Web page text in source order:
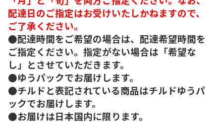
配達日のご指定はお受けいたしかねますので、
ご了承ください。
●配達時間をご希望の場合は、配達希望時間を
ご指定ください。指定がない場合は「希望な
し」とさせていただきます。
●ゆうパックでお届けします。
●チルドと表記されている商品はチルドゆうパ
ックでお届けします。
●お届けは日本国内に限ります。